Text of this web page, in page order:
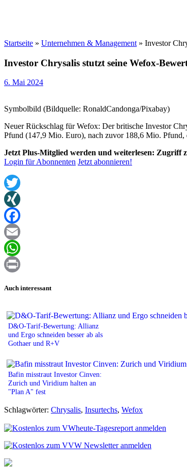
Startseite » Unternehmen & Management » Investor
Investor Chrysalis stutzt seine Wefox-
6. Mai 2024
Symbolbild (Bildquelle: RonaldCandonga/Pixabay)
Neuer Rückschlag für Wefox: Der britische Investor
Pfund (147,9 Mio. Euro), nach zuvor 188,6 Mio. Pfund,
Jetzt Plus-Mitglied werden und weiterlesen: Zugriff
Login für Abonnenten Jetzt abonnieren!
Twitter
XING
Facebook
Email
WhatsApp
Auch interessant
D&O-Tarif-Bewertung: Allianz
und Ergo schneiden besser ab als
Gothaer und R+V
Bafin misstraut Investor Cinven:
Zurich und Viridium halten an
"Plan A" fest
Schlagwörter: Chrysalis, Insurtechs, Wefox